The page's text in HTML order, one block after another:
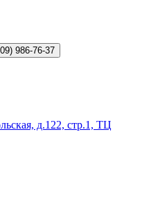
986-76-37
д.122, стр.1, ТЦ